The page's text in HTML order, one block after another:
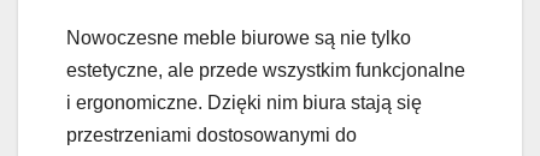
Nowoczesne meble biurowe są nie tylko
estetyczne, ale przede wszystkim funkcjonalne
i ergonomiczne. Dzięki nim biura stają się
przestrzeniami dostosowanymi do